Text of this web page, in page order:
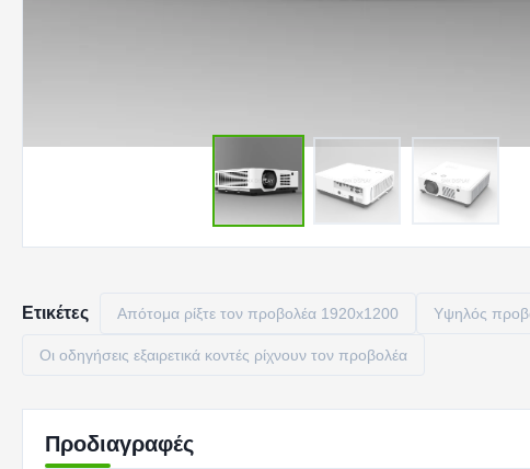
Ετικέτες Απότομα ρίξτε τον προβολέα 1920x1200 Υψηλός
Οι οδηγήσεις εξαιρετικά κοντές ρίχνουν τον προβολέα
Προδιαγραφές